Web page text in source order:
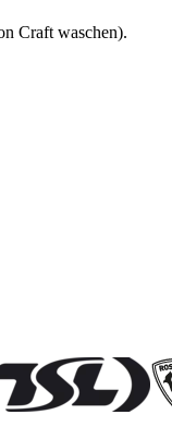
Craft waschen).